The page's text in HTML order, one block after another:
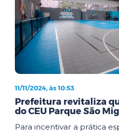
11/11/2024, às 10:53
Prefeitura revitaliza
do CEU Parque São
Para incentivar a prática